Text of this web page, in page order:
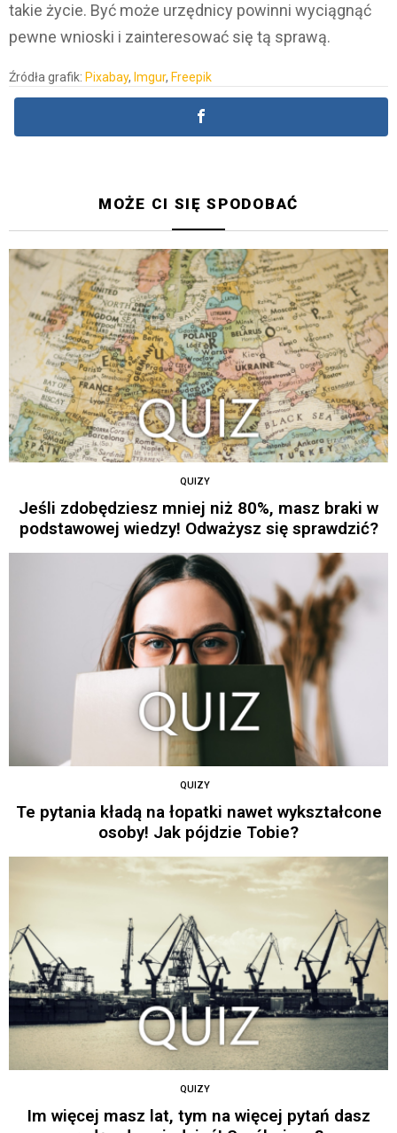
takie życie. Być może urzędnicy powinni wyciągnąć
pewne wnioski i zainteresować się tą sprawą.
Źródła grafik: Pixabay, Imgur, Freepik
MOŻE CI SIĘ SPODOBAĆ
QUIZY
Jeśli zdobędziesz mniej niż 80%, masz braki w
podstawowej wiedzy! Odważysz się sprawdzić?
QUIZY
Te pytania kładą na łopatki nawet wykształcone
osoby! Jak pójdzie Tobie?
QUIZY
Im więcej masz lat, tym na więcej pytań dasz